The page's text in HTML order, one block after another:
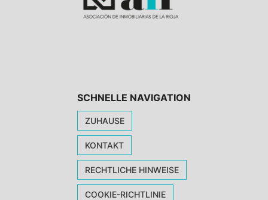
SCHNELLE NAVIGATION
ZUHAUSE
KONTAKT
RECHTLICHE HINWEISE
COOKIE-RICHTLINIE